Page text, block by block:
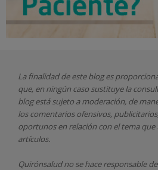
La finalidad de este blog es
que, en ningún caso sustituye la
blog está sujeto a moderación, de
los comentarios ofensivos,
oportunos en relación con el tema que
artículos.
Quirónsaludno se hace responsable